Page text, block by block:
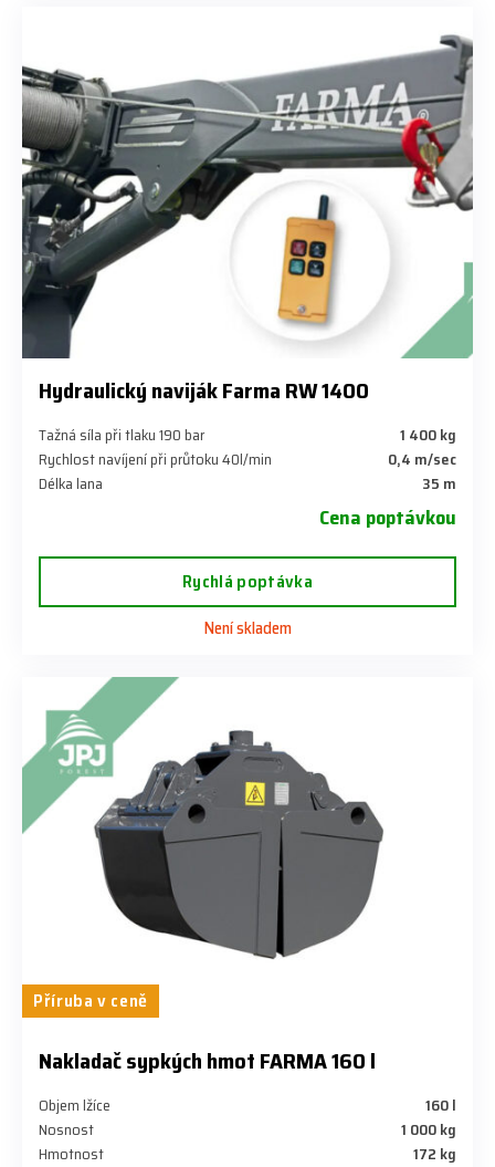
Hydraulický naviják Farma RW 1400
Tažná síla při tlaku 190 bar
1 400 kg
Rychlost navíjení při průtoku 40l/min
0,4 m/sec
Délka lana
35 m
Cena poptávkou
Rychlá poptávka
Není skladem
Příruba v ceně
Nakladač sypkých hmot FARMA 160 l
Objem lžíce
160 l
Nosnost
1 000 kg
Hmotnost
172 kg